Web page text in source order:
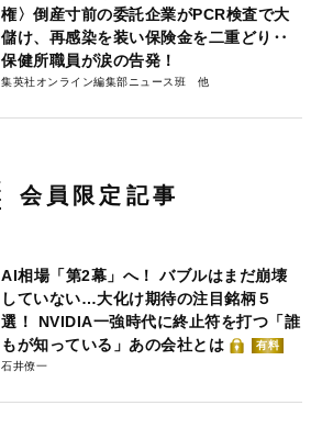
権〉倒産寸前の委託企業がPCR検査で大
儲け、再感染を装い保険金を二重どり‥
保健所職員が涙の告発！
集英社オンライン編集部ニュース班
会員限定記事
AI相場「第2幕」へ！ バブルはまだ崩壊
していない…大化け期待の注目銘柄５
選！ NVIDIA一強時代に終止符を打つ「誰
もが知っている」あの会社とは
有料
石井僚一